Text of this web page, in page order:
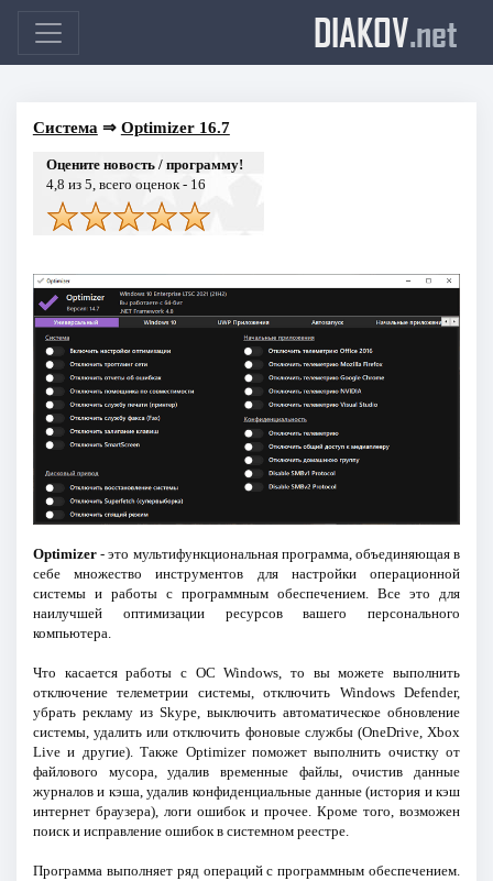
DIAKOV.net
Система ⇒ Optimizer 16.7
Оцените новость / программу!
4,8 из 5, всего оценок - 16
Optimizer- это мультифункциональная программа, объединяющая в
себе множество инструментов для настройки операционной
системы и работы с программным обеспечением. Все это для
наилучшей оптимизации ресурсов вашего персонального
компьютера.
Что касается работы с ОС Windows, то вы можете выполнить
отключение телеметрии системы, отключить Windows Defender,
убрать рекламу из Skype, выключить автоматическое обновление
системы, удалить или отключить фоновые службы (OneDrive, Xbox
Live и другие). Также Optimizer поможет выполнить очистку от
файлового мусора, удалив временные файлы, очистив данные
журналов и кэша, удалив конфиденциальные данные (история и кэш
интернет браузера), логи ошибок и прочее. Кроме того, возможен
поиск и исправление ошибок в системном реестре.
Программа выполняет ряд операций с программным обеспечением.